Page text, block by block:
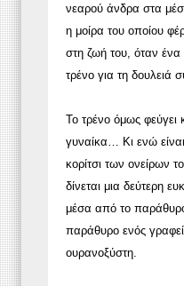
νεαρού άνδρα στα
η μοίρα του οποίου
στη ζωή του, όταν ένα
τρένο για τη δουλειά
Το τρένο όμως φεύγει
γυναίκα… Κι ενώ
κορίτσι των ονείρων
δίνεται μια δεύτερη
μέσα από το
παράθυρο ενός
ουρανοξύστη.